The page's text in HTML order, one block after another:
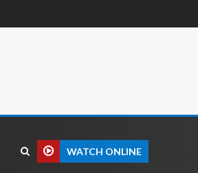
WATCH ONLINE